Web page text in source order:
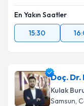
En Yakın Saatler
15:30
Doç.
Kulak
Samsun,